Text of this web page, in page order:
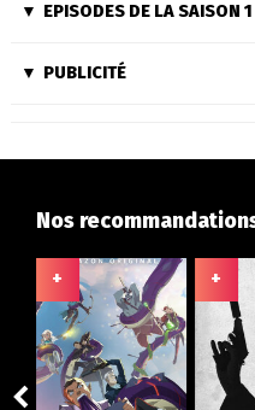
EPISODES DE LA SAISON 1
PUBLICITÉ
Nos
+ +